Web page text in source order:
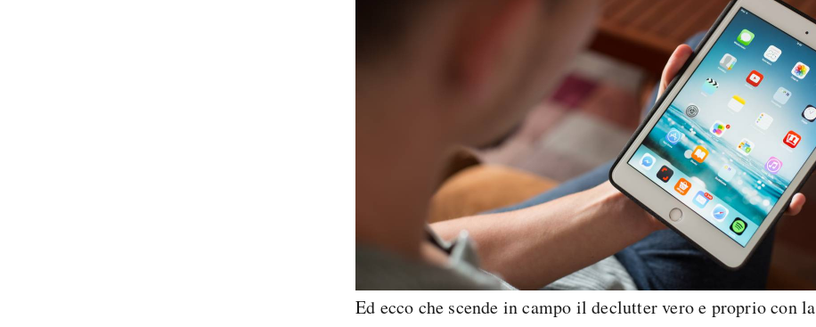
Ed ecco che scende in campo il declutter vero e proprio con la